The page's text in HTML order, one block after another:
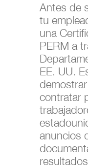
Antes de
tu
una
PERM a
EE. UU.
contratar
anuncios